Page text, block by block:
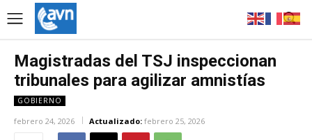
Magistradas del TSJ inspeccionan
tribunales para agilizar amnistías
GOBIERNO
febrero 24, 2026 Actualizado: febrero 25, 2026